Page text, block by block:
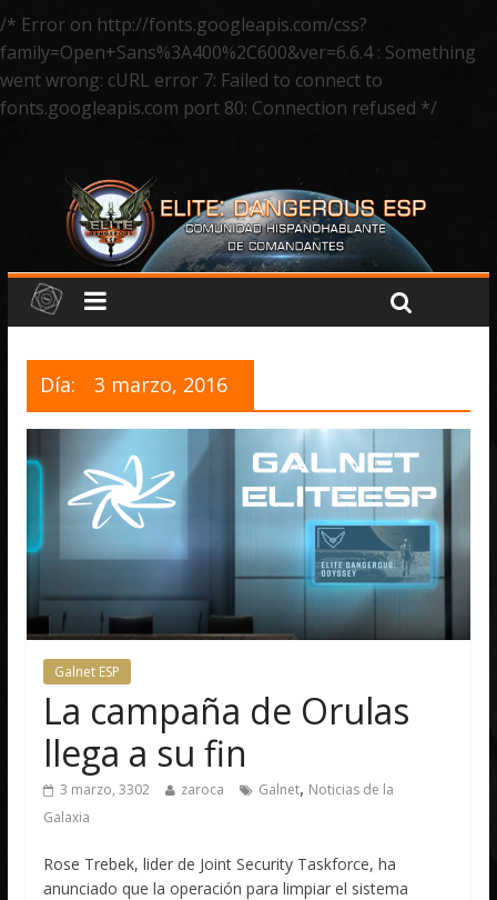
/* Error on http://fonts.googleapis.com/css?
family=Open+Sans%3A400%2C600&ver=6.6.4 : Something
went wrong: cURL error 7: Failed to connect to
fonts.googleapis.com port 80: Connection refused */
Día: 3 marzo, 2016
Galnet ESP
La campaña de Orulas
llega a su fin
3 marzo, 3302 zaroca Galnet, Noticias de la
Galaxia
Rose Trebek, lider de Joint Security Taskforce, ha
anunciado que la operación para limpiar el sistema